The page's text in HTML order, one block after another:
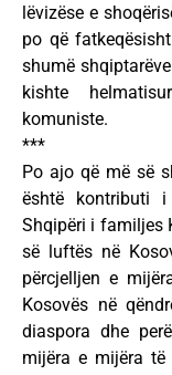
lëvizëse e
po që
shumë
kishte
komuniste.
***
Po ajo që më së
është kontributi
Shqipëri i familjes
së luftës në
përcjelljen e
Kosovës në
diaspora dhe
mijëra e mijëra të